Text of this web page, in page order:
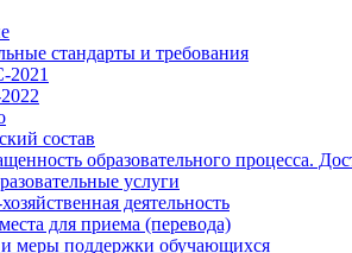
стандарты и требования
состав
образовательного процесса.
услуги
деятельность
для приема (перевода)
меры поддержки обучающихся